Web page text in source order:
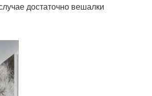
достаточно вешалки